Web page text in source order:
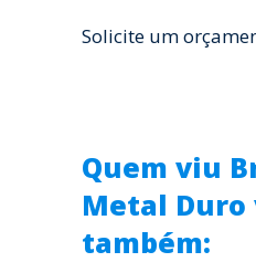
Solicite um
Quem viu
Metal Duro
também: